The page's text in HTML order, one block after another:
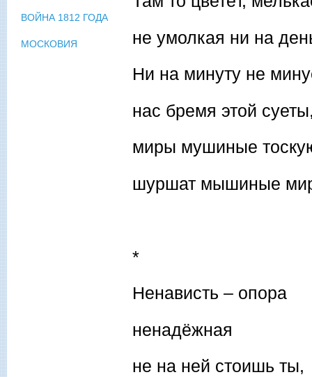
не умолкая ни на
Ни на минуту не
нас бремя этой
миры мушиные
шуршат мышиные
*
Ненависть – опора
ненадёжная
не на ней стоишь ты,
ВОЙНА 1812 ГОДА
МОСКОВИЯ